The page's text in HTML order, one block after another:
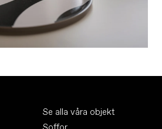
Se alla våra objekt